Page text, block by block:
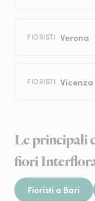
FIORISTI Verona
FIORISTI Vicenza
Le principali
fiori
Fioristi a Bari